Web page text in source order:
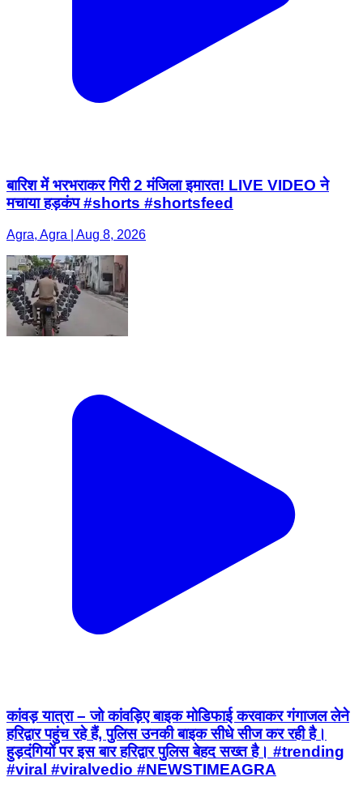
बारिश में भरभराकर गिरी 2 मंजिला इमारत! LIVE VIDEO ने
मचाया हड़कंप #shorts #shortsfeed
Agra, Agra | Aug 8, 2026
कांवड़ यात्रा – जो कांवड़िए बाइक मोडिफाई करवाकर गंगाजल लेने
हरिद्वार पहुंच रहे हैं, पुलिस उनकी बाइक सीधे सीज कर रही है।
हुड़दंगियों पर इस बार हरिद्वार पुलिस बेहद सख्त है। #trending
#viral #viralvedio #NEWSTIMEAGRA